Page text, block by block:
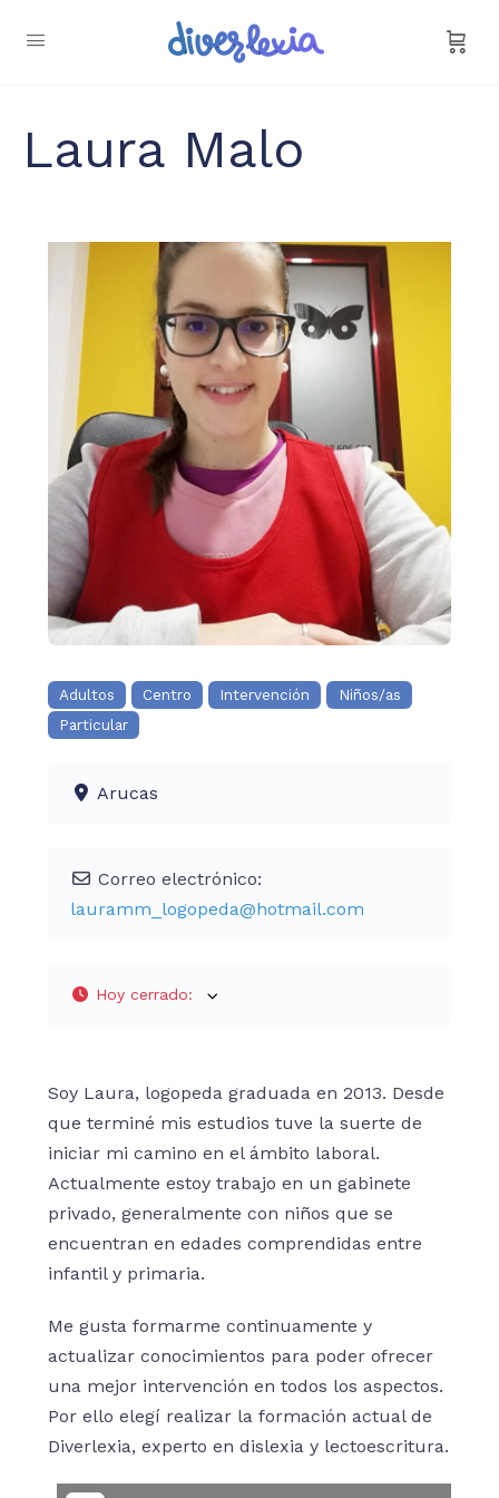
Laura Malo
Adultos Centro Intervención
Niños/as
Particular
Arucas
Correo electrónico:
lauramm_logopeda@hotmail.com
Hoy cerrado:
Soy Laura, logopeda graduada en 2013. Desde
que terminé mis estudios tuve la suerte de
iniciar mi camino en el ámbito laboral.
Actualmente estoy trabajo en un gabinete
privado, generalmente con niños que se
encuentran en edades comprendidas entre
infantil y primaria.
Me gusta formarme continuamente y
actualizar conocimientos para poder ofrecer
una mejor intervención en todos los aspectos.
Por ello elegí realizar la formación actual de
Diverlexia, experto en dislexia y lectoescritura.